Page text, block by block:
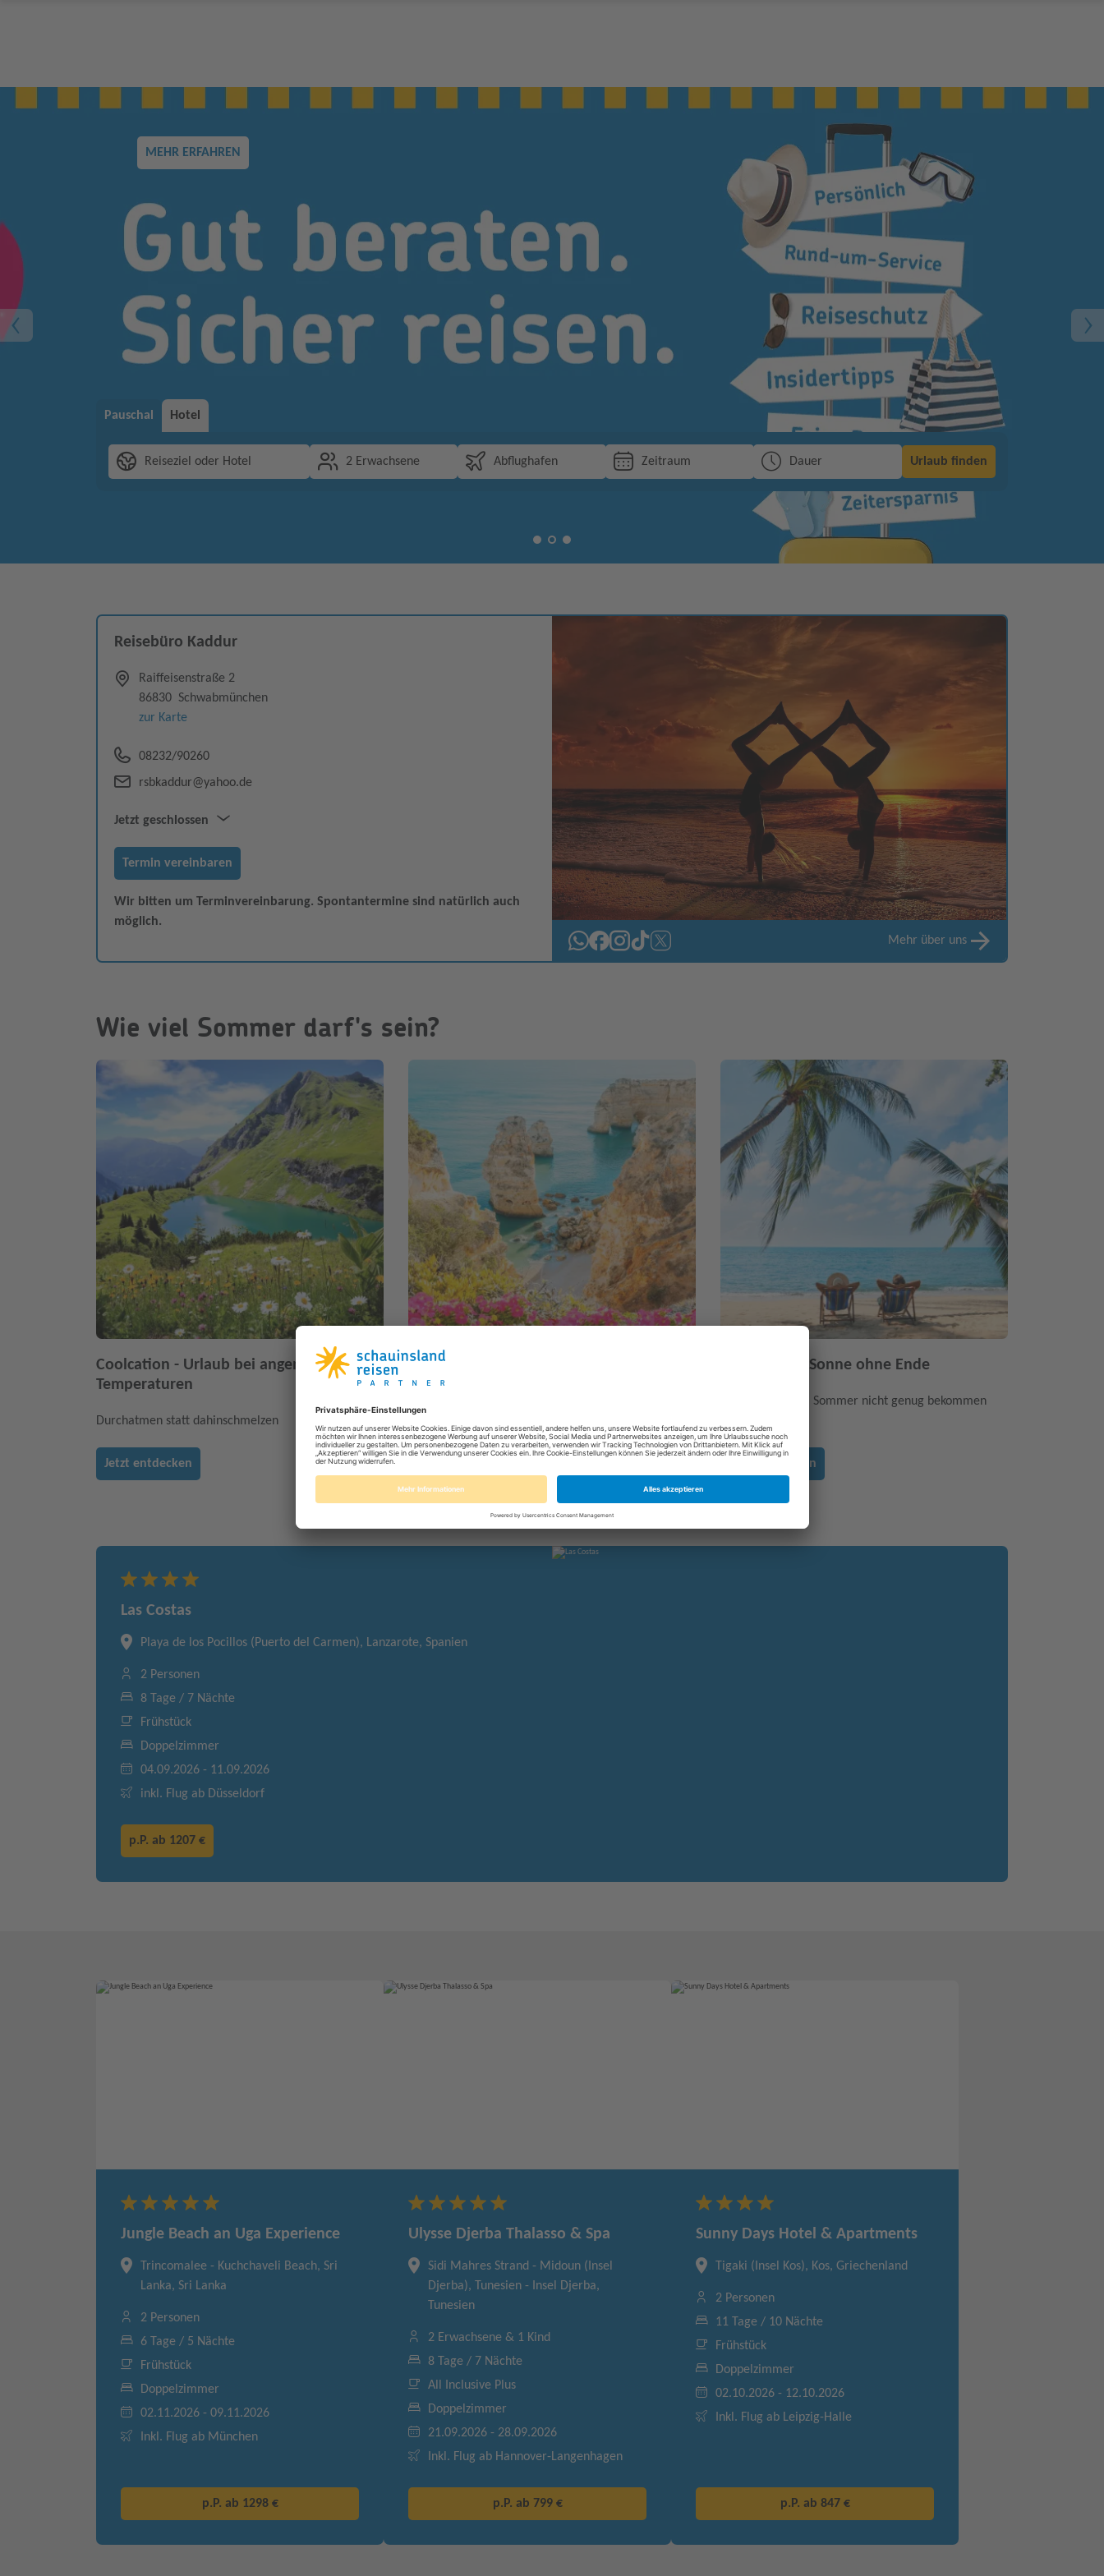
MEHR ERFAHREN
Pauschal Hotel
Reiseziel oder Hotel 2 Erwachsene Abflughafen Zeitraum Dauer Urlaub finden
Mehr über uns
Reisebüro Kaddur
Raiffeisenstraße 2
86830 Schwabmünchen
zur Karte
08232/90260
rsbkaddur@yahoo.de
Jetzt geschlossen
Mo–Fr
09:00–12:30
Sa
09:30–12:30
Termin vereinbaren
Wir bitten um Terminvereinbarung. Spontantermine sind natürlich auch
möglich.
Wie viel Sommer darf's sein?
Coolcation - Urlaub bei angenehmen
Temperaturen
Durchatmen statt dahinschmelzen
Jetzt entdecken
Suncation - Sonne, Strand und echtes
Sommerfeeling
Heatcation - Sonne ohne Ende
Für alle, die vom Sommer nicht genug bekommen
Jetzt entdecken
Las Costas
Playa de los Pocillos (Puerto del Carmen), Lanzarote, Spanien
2 Personen
8 Tage / 7 Nächte
Frühstück
Doppelzimmer
04.09.2026 - 11.09.2026
inkl. Flug ab Düsseldorf
p.P. ab 1207 €
Jungle Beach an Uga Experience
Trincomalee - Kuchchaveli Beach, Sri
Lanka, Sri Lanka
2 Personen
6 Tage / 5 Nächte
Frühstück
Doppelzimmer
02.11.2026 - 09.11.2026
Inkl. Flug ab München
p.P. ab 1298 €
Ulysse Djerba Thalasso & Spa
Sidi Mahres Strand - Midoun (Insel
Djerba), Tunesien - Insel Djerba,
Tunesien
2 Erwachsene & 1 Kind
8 Tage / 7 Nächte
All Inclusive Plus
Doppelzimmer
21.09.2026 - 28.09.2026
Inkl. Flug ab Hannover-Langenhagen
p.P. ab 799 €
Sunny Days Hotel & Apartments
Tigaki (Insel Kos), Kos, Griechenland
2 Personen
11 Tage / 10 Nächte
Frühstück
Doppelzimmer
02.10.2026 - 12.10.2026
Inkl. Flug ab Leipzig-Halle
p.P. ab 847 €